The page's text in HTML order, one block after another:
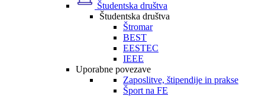
Študentska društva
Študentska društva
Štromar
BEST
EESTEC
IEEE
Uporabne povezave
Zaposlitve, štipendije in prakse
Šport na FE